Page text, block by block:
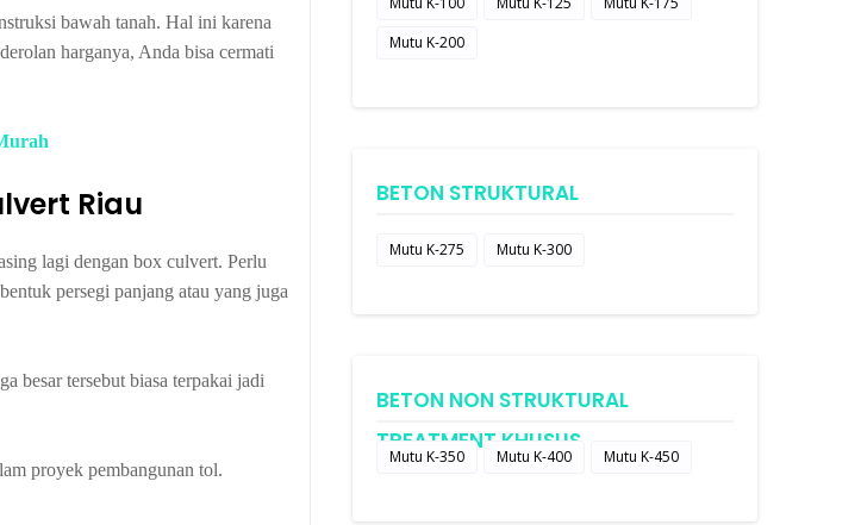
bawah tanah. Hal ini karena
harganya, Anda bisa cermati
Riau
lagi dengan box culvert. Perlu
persegi panjang atau yang juga
besar tersebut biasa terpakai jadi
proyek pembangunan tol.
Mutu K-200
BETON STRUKTURAL
Mutu K-275 Mutu K-300
BETON NON STRUKTURAL
TREATMENT KHUSUS
Mutu K-350 Mutu K-400 Mutu K-450